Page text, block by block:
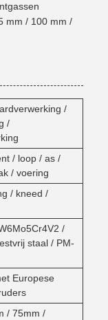
mm / 100 mm /
/
/
/ loop / as /
/ voering
/ kneed /
/
staal / PM-
Europese
/ 75mm /